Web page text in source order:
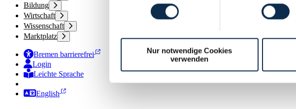
Nur notwendige Cookies
verwenden
Bildung
Wirtschaft
Wissenschaft
Marktplatz
Bremen barrierefrei
Login
Leichte Sprache
Zur Deutschen Gebärdensprache
English